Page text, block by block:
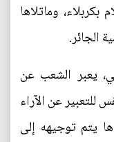
وماتلاها
الجائر.
يعبر الشعب عن
للتعبير عن الآراء
يتم توجيهه إلى